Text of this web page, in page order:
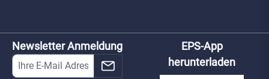
Newsletter Anmeldung
EPS-App
herunterladen